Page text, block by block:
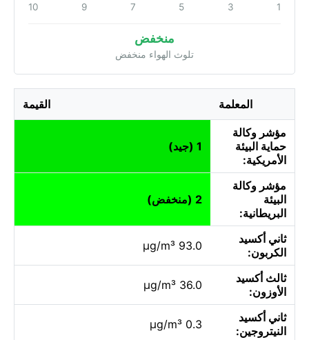
1
3
5
7
9
10
منخفض
تلوث الهواء منخفض
المعلمة القيمة
مؤشر وكالة
حماية البيئة
الأمريكية:
1 (جيد)
مؤشر وكالة
البيئة
البريطانية:
2 (منخفض)
ثاني أكسيد
الكربون:
93.0 µg/m³
ثالث أكسيد
الأوزون:
36.0 µg/m³
ثاني أكسيد
النيتروجين:
0.3 µg/m³